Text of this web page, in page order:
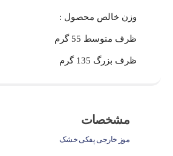
وزن خالص محصول :
ظرف متوسط 55 گرم
ظرف بزرگ 135 گرم
مشخصات
موز خارجی پفکی خشک